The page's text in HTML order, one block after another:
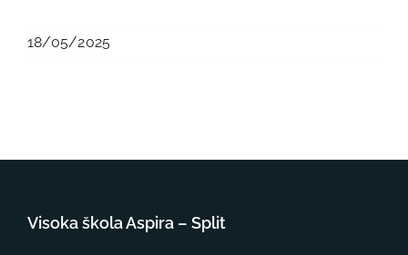
18/05/2025
Visoka škola Aspira – Split